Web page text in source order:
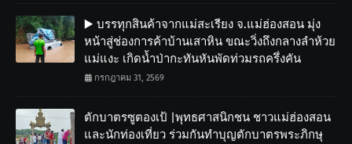
▶️ บรรทุกสินค้าจากแม่สะเรียง จ.แม่ฮ่องสอน มุ่ง
หน้าสู่ช่องการค้าบ้านเสาหิน ขณะวิ่งถึงกลางลำห้วย
แม่แงะ เกิดน้ำป่ากะทันหันพัดท่วมรถครึ่งคัน
กรกฎาคม 31, 2569
ตักบาตรซูตองเป้ |พุทธศาสนิกชน ชาวแม่ฮ่องสอน
และนักท่องเที่ยว ร่วมกันทำบุญตักบาตรพระภิกษุ